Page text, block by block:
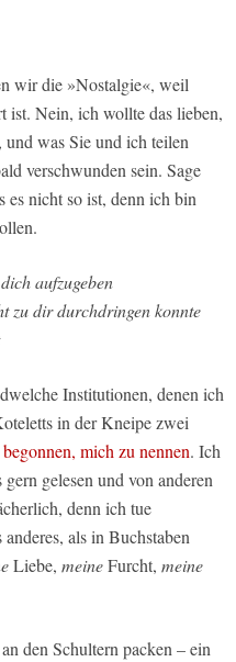
wir die »Nostalgie«, weil
ist. Nein, ich wollte das lieben,
was Sie und ich teilen
verschwunden sein. Sage
es nicht so ist, denn ich bin
aufzugeben
zu dir durchdringen konnte
Institutionen, denen ich
in der Kneipe zwei
begonnen, mich zu nennen. Ich
gelesen und von anderen
denn ich tue
als in Buchstaben
Liebe, meineFurcht, meine
den Schultern packen – ein